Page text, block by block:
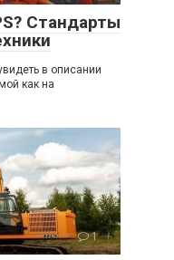
Стандарты
в описании
как на
1